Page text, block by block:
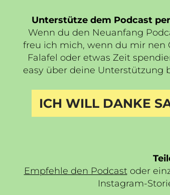
Unterstütze dem Podcast
Wenn du den Neuanfang
freu ich mich, wenn du mir nen
Falafel oder etwas Zeit
easy über deine Unterstützung
ICH WILL DANKE
Empfehle den Podcastoder
Instagram-